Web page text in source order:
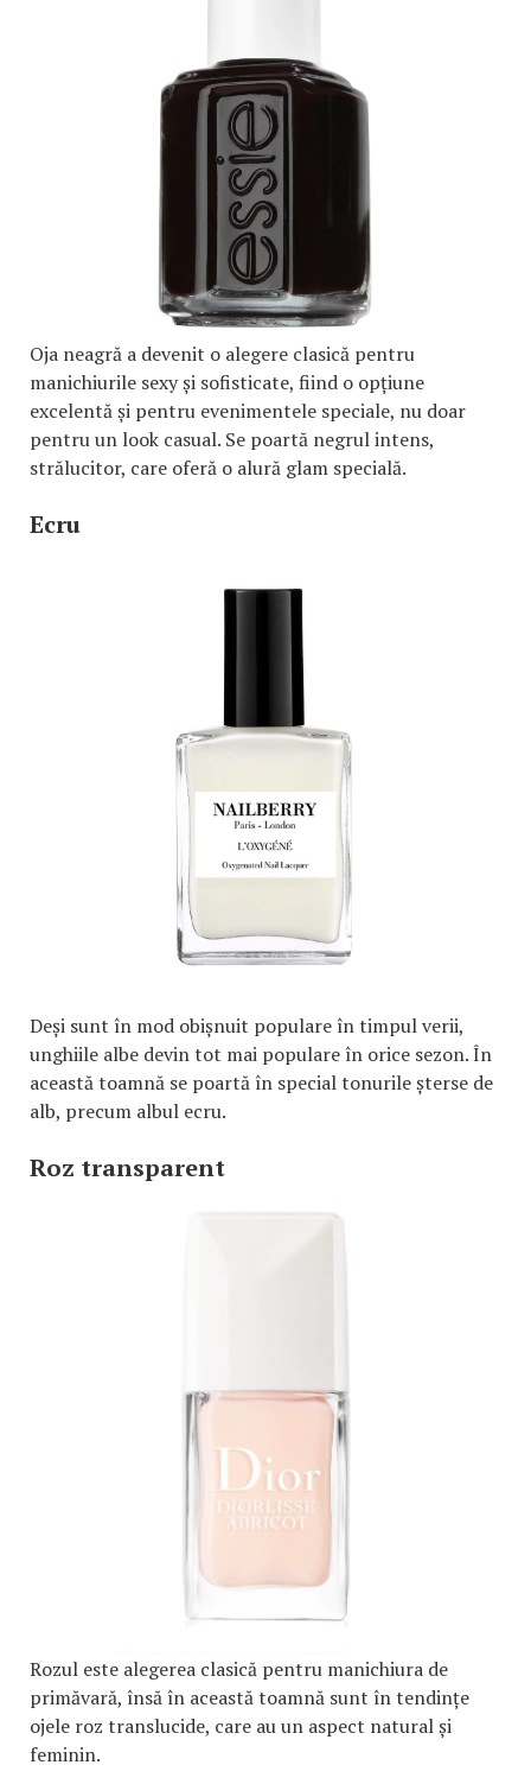
Oja neagră a devenit o alegere clasică pentru
manichiurile sexy și sofisticate, fiind o opțiune
excelentă și pentru evenimentele speciale, nu doar
pentru un look casual. Se poartă negrul intens,
strălucitor, care oferă o alură glam specială.
Ecru
Deși sunt în mod obișnuit populare în timpul verii,
unghiile albe devin tot mai populare în orice sezon. În
această toamnă se poartă în special tonurile șterse de
alb, precum albul ecru.
Roz transparent
Rozul este alegerea clasică pentru manichiura de
primăvară, însă în această toamnă sunt în tendințe
ojele roz translucide, care au un aspect natural și
feminin.